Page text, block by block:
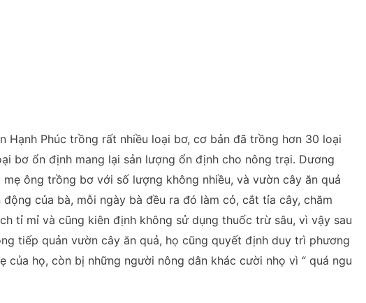
Hạnh Phúc trồng rất nhiều loại bơ, cơ bản đã trồng hơn 30 loại
bơ ổn định mang lại sản lượng ổn định cho nông trại. Dương
mẹ ông trồng bơ với số lượng không nhiều, và vườn cây ăn quả
động của bà, mỗi ngày bà đều ra đó làm cỏ, cắt tỉa cây, chăm
tỉ mỉ và cũng kiên định không sử dụng thuốc trừ sâu, vì vậy sau
tiếp quản vườn cây ăn quả, họ cũng quyết định duy trì phương
của họ, còn bị những người nông dân khác cười nhọ vì “ quá ngu